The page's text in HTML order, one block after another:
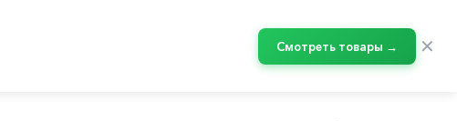
Смотреть товары → ✕